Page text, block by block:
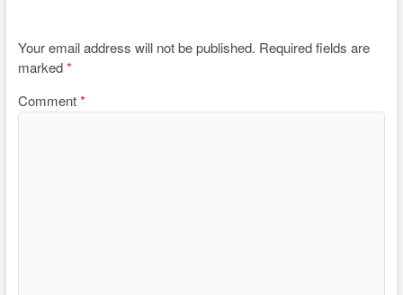
Your email address will not be published. Required fields are
marked*
Comment*